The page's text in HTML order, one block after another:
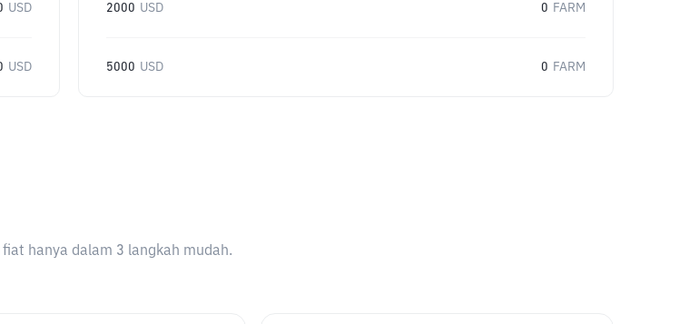
USD
USD
2000 USD 0 FARM
5000 USD 0 FARM
hanya dalam 3 langkah mudah.